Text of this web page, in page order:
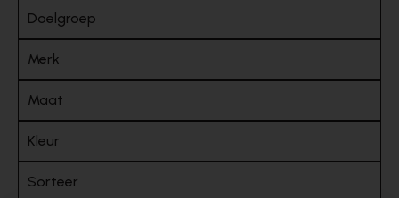
Doelgroep
Merk
Maat
Kleur
Sorteer